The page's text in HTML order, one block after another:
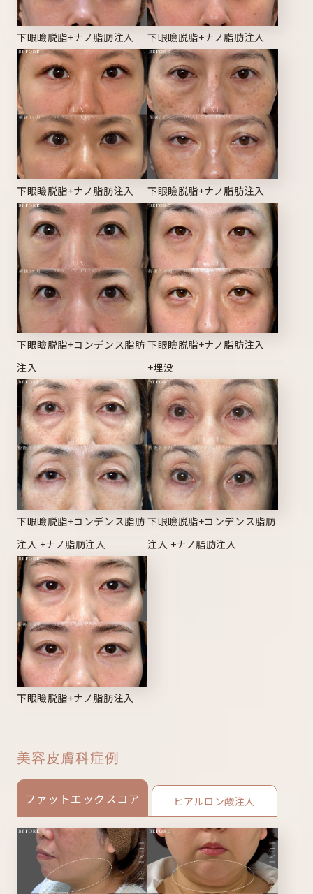
下眼瞼脱脂+ナノ脂肪注入 下眼瞼脱脂+ナノ脂肪注入
下眼瞼脱脂+ナノ脂肪注入 下眼瞼脱脂+ナノ脂肪注入
下眼瞼脱脂+コンデンス脂肪
注入
下眼瞼脱脂+ナノ脂肪注入
+埋没
下眼瞼脱脂+コンデンス脂肪
注入 +ナノ脂肪注入
下眼瞼脱脂+コンデンス脂肪
注入 +ナノ脂肪注入
下眼瞼脱脂+ナノ脂肪注入
美容皮膚科症例
ファットエックスコア ヒアルロン酸注入